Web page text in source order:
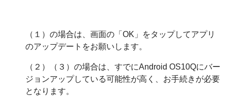
（１）の場合は、画面の「OK」をタップしてアプリ
のアップデートをお願いします。
（２）（３）の場合は、すでにAndroid OS10Qにバー
ジョンアップしている可能性が高く、お手続きが必要
となります。